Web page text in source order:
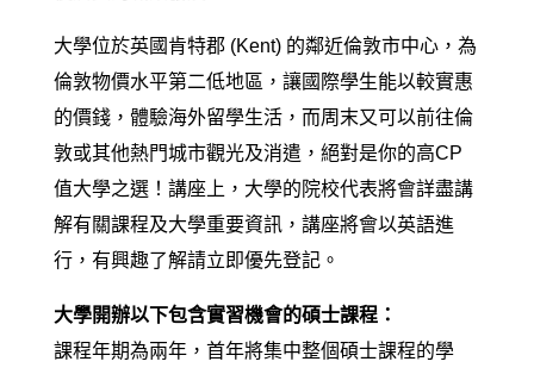
大學位於英國肯特郡(Kent) 的鄰近倫敦市中心，為
倫敦物價水平第二低地區，讓國際學生能以較實惠
的價錢，體驗海外留學生活，而周末又可以前往倫
敦或其他熱門城市觀光及消遣，絕對是你的高CP
值大學之選！講座上，大學的院校代表將會詳盡講
解有關課程及大學重要資訊，講座將會以英語進
行，有興趣了解請立即優先登記。
大學開辦以下包含實習機會的碩士課程：
課程年期為兩年，首年將集中整個碩士課程的學